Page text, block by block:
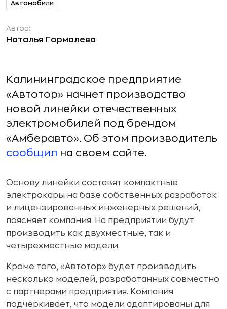
Автомобили
Автор:
Наталья Гормалева
Калининградское предприятие
«Автотор» начнет производство
новой линейки отечественных
электромобилей под брендом
«Амберавто». Об этом производитель
сообщил на своем сайте.
Основу линейки составят компактные
электрокары на базе собственных разработок
и лицензированных инженерных решений,
поясняет компания. На предприятии будут
производить как двухместные, так и
четырехместные модели.
Кроме того, «Автотор» будет производить
несколько моделей, разработанных совместно
с партнерами предприятия. Компания
подчеркивает, что модели адаптированы для